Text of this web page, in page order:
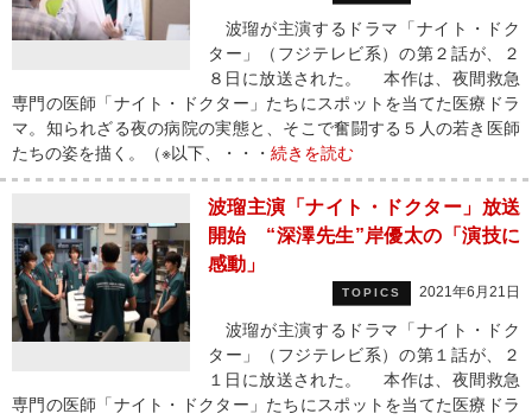
波瑠が主演するドラマ「ナイト・ドク
ター」（フジテレビ系）の第２話が、２
８日に放送された。 本作は、夜間救急
専門の医師「ナイト・ドクター」たちにスポットを当てた医療ドラ
マ。知られざる夜の病院の実態と、そこで奮闘する５人の若き医師
たちの姿を描く。（※以下、・・・ 続きを読む
波瑠主演「ナイト・ドクター」放送
開始 “深澤先生”岸優太の「演技に
感動」
TOPICS 2021年6月21日
波瑠が主演するドラマ「ナイト・ドク
ター」（フジテレビ系）の第１話が、２
１日に放送された。 本作は、夜間救急
専門の医師「ナイト・ドクター」たちにスポットを当てた医療ドラ